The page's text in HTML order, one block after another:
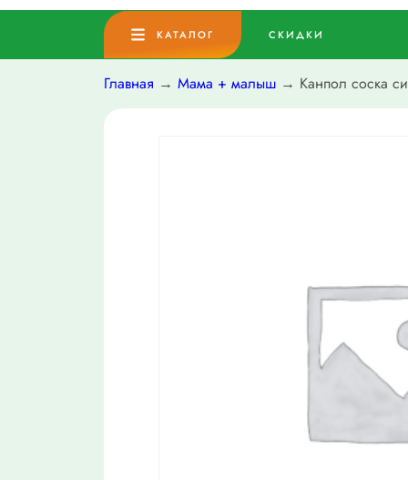
КАТАЛОГ СКИДКИ
Главная → Мама + малыш → Канпол соска